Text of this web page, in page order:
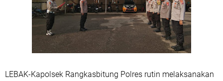
LEBAK-Kapolsek Rangkasbitung Polres rutin melaksanakan